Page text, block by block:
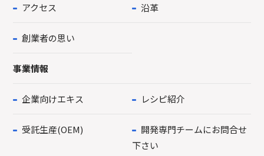
アクセス 沿革
創業者の思い
事業情報
企業向けエキス レシピ紹介
受託生産(OEM)
開発専門チームにお問合せ
下さい